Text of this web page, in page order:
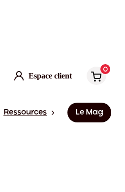
Espace client
0
Ressources Le Mag